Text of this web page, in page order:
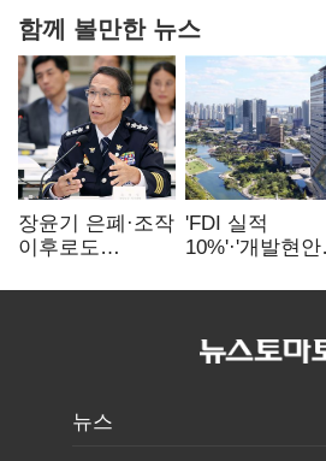
함께 볼만한 뉴스
장윤기 은폐·조작
이후로도
내부비위…경찰
'FDI 실적
10%'·'개발현안
인천경제청장
뉴스